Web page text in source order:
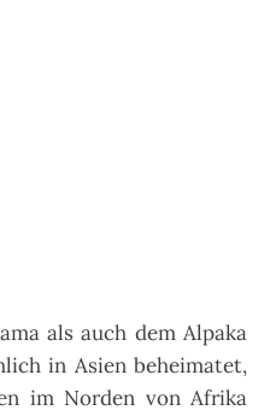
als auch dem Alpaka
in Asien beheimatet,
im Norden von Afrika